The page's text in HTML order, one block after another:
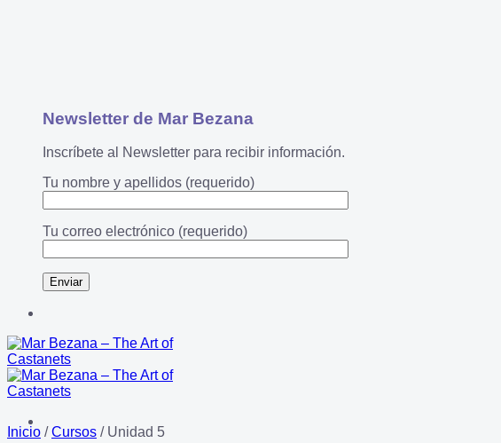
Newsletter de Mar Bezana
Inscríbete al Newsletter para recibir información.
Tu nombre y apellidos (requerido)
Tu correo electrónico (requerido)
Inicio / Cursos /Unidad 5